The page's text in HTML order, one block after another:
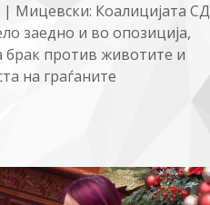
| Мицевски: Коалицијата
заедно и во опозиција,
брак против животите и
на граѓаните